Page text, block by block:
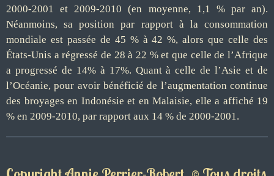
2000-2001 et 2009-2010 (en moyenne, 1,1 % par an).
Néanmoins, sa position par rapport à la consommation
mondiale est passée de 45 % à 42 %, alors que celle des
États-Unis a régressé de 28 à 22 % et que celle de l’Afrique
a progressé de 14% à 17%. Quant à celle de l’Asie et de
l’Océanie, pour avoir bénéficié de l’augmentation continue
des broyages en Indonésie et en Malaisie, elle a affiché 19
% en 2009-2010, par rapport aux 14 % de 2000-2001.